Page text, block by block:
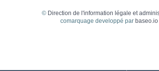
© Direction de l'information légale et
comarquage developpé par baseo.io